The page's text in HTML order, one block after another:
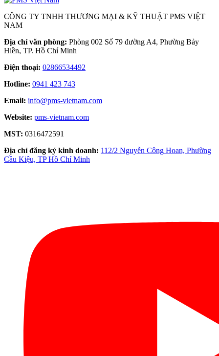
CÔNG TY TNHH THƯƠNG MẠI & KỸ THUẬT PMS VIỆT
NAM
Địa chỉ văn phòng: Phòng 002 Số 79 đường A4, Phường Bảy
Hiền, TP. Hồ Chí Minh
Điện thoại: 02866534492
Hotline: 0941 423 743
Email: info@pms-vietnam.com
Website: pms-vietnam.com
MST: 0316472591
Địa chỉ đăng ký kinh doanh: 112/2 Nguyễn Công Hoan, Phường
Cầu Kiệu, TP Hồ Chí Minh